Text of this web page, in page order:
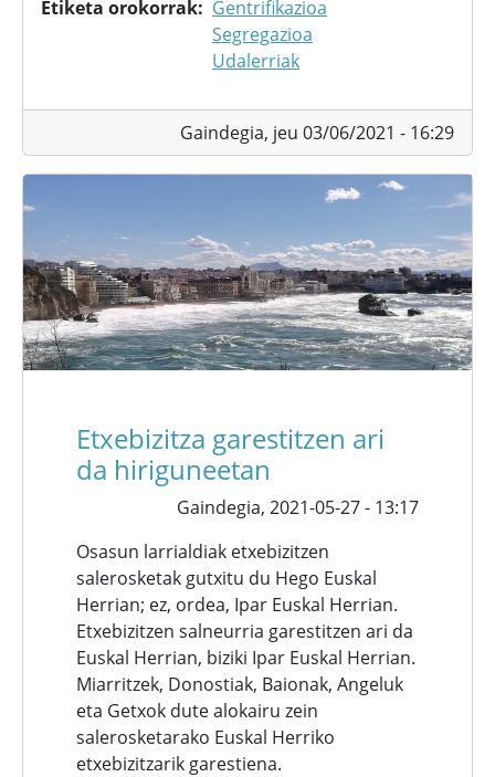
Etiketa orokorrak
Gentrifikazioa
Segregazioa
Udalerriak
Gaindegia, jeu 03/06/2021 - 16:29
Etxebizitza garestitzen ari
da hiriguneetan
Gaindegia, 2021-05-27 - 13:17
Osasun larrialdiak etxebizitzen
salerosketak gutxitu du Hego Euskal
Herrian; ez, ordea, Ipar Euskal Herrian.
Etxebizitzen salneurria garestitzen ari da
Euskal Herrian, biziki Ipar Euskal Herrian.
Miarritzek, Donostiak, Baionak, Angeluk
eta Getxok dute alokairu zein
salerosketarako Euskal Herriko
etxebizitzarik garestiena.